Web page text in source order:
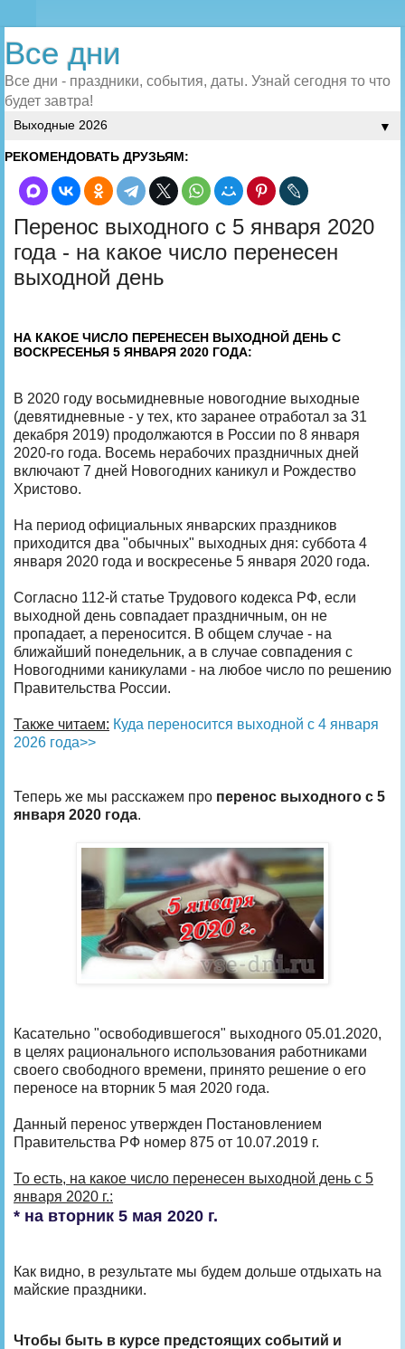
Все дни
Все дни - праздники, события, даты. Узнай сегодня то что
будет завтра!
▼
РЕКОМЕНДОВАТЬ ДРУЗЬЯМ:
Перенос выходного с 5 января 2020
года - на какое число перенесен
выходной день
НА КАКОЕ ЧИСЛО ПЕРЕНЕСЕН ВЫХОДНОЙ ДЕНЬ С
ВОСКРЕСЕНЬЯ 5 ЯНВАРЯ 2020 ГОДА:
В 2020 году восьмидневные новогодние выходные
(девятидневные - у тех, кто заранее отработал за 31
декабря 2019) продолжаются в России по 8 января
2020-го года. Восемь нерабочих праздничных дней
включают 7 дней Новогодних каникул и Рождество
Христово.
На период официальных январских праздников
приходится два "обычных" выходных дня: суббота 4
января 2020 года и воскресенье 5 января 2020 года.
Согласно 112-й статье Трудового кодекса РФ, если
выходной день совпадает праздничным, он не
пропадает, а переносится. В общем случае - на
ближайший понедельник, а в случае совпадения с
Новогодними каникулами - на любое число по решению
Правительства России.
Также читаем: Куда переносится выходной с 4 января
2026 года>>
Теперь же мы расскажем про перенос выходного с 5
января 2020 года.
Касательно "освободившегося" выходного 05.01.2020,
в целях рационального использования работниками
своего свободного времени, принято решение о его
переносе на вторник 5 мая 2020 года.
Данный перенос утвержден Постановлением
Правительства РФ номер 875 от 10.07.2019 г.
То есть, на какое число перенесен выходной день с 5
января 2020 г.:
* на вторник 5 мая 2020 г.
Как видно, в результате мы будем дольше отдыхать на
майские праздники.
Чтобы быть в курсе предстоящих событий и